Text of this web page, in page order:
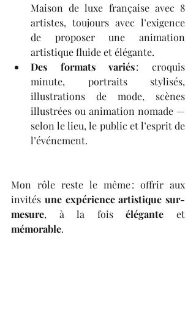
Maison de luxe française avec 8
artistes, toujours avec l’exigence
de proposer une animation
artistique fluide et élégante.
Des formats variés : croquis
minute, portraits stylisés,
illustrations de mode, scènes
illustrées ou animation nomade —
selon le lieu, le public et l’esprit de
l’événement.
Mon rôle reste le même : offrir aux
invités une expérience artistique sur-
mesure, à la fois élégante
mémorable.